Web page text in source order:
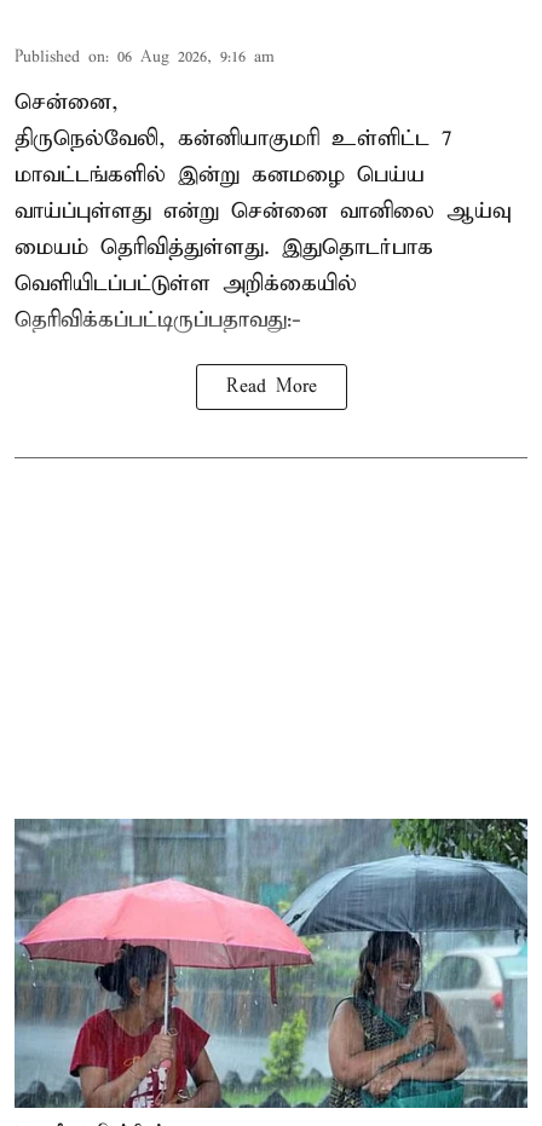
Published on: 06 Aug 2026, 9:16 am
சென்னை,
திருநெல்வேலி, கன்னியாகுமரி உள்ளிட்ட 7
மாவட்டங்களில் இன்று கனமழை பெய்ய
வாய்ப்புள்ளது என்று சென்னை வானிலை ஆய்வு
மையம் தெரிவித்துள்ளது. இதுதொடர்பாக
வெளியிடப்பட்டுள்ள அறிக்கையில்
தெரிவிக்கப்பட்டிருப்பதாவது:-
Read More